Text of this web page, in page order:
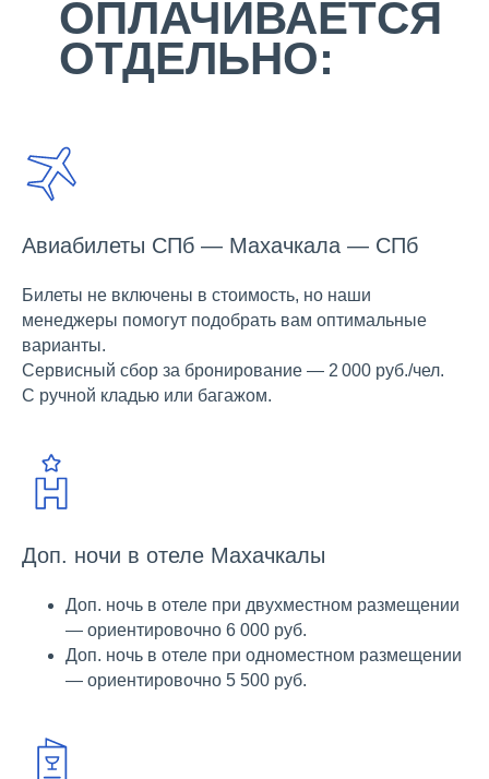
ОПЛАЧИВАЕТСЯ
ОТДЕЛЬНО:
Авиабилеты СПб — Махачкала — СПб
Билеты не включены в стоимость, но наши
менеджеры помогут подобрать вам оптимальные
варианты.
Сервисный сбор за бронирование — 2 000 руб./чел.
С ручной кладью или багажом.
Доп. ночи в отеле Махачкалы
Доп. ночь в отеле при двухместном размещении
— ориентировочно 6 000 руб.
Доп. ночь в отеле при одноместном размещении
— ориентировочно 5 500 руб.